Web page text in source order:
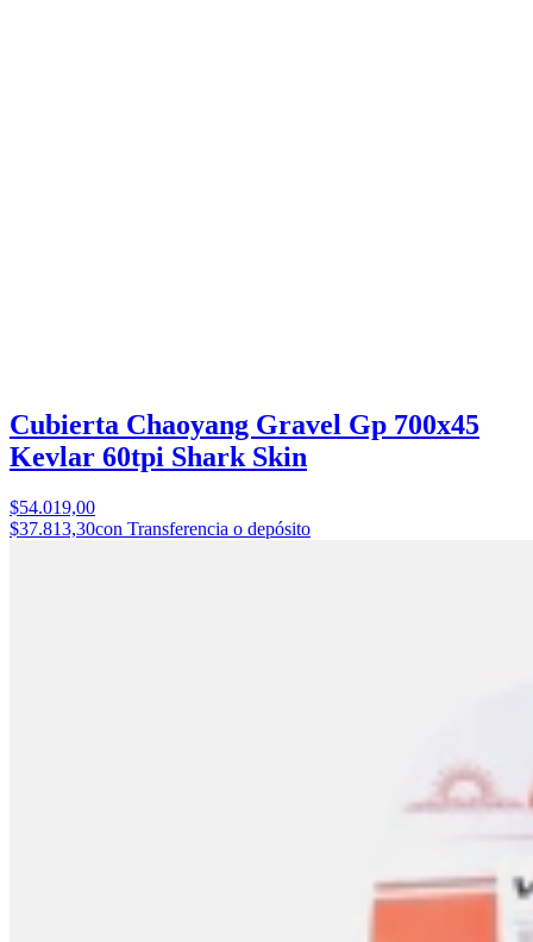
Cubierta Chaoyang Gravel Gp 700x45
Kevlar 60tpi Shark Skin
$54.019,00
$37.813,30con Transferencia o depósito